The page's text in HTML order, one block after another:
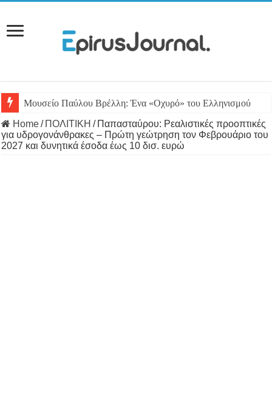
Μουσείο Παύλου Βρέλλη: Ένα «Οχυρό» του Ελληνισμού
Home/ ΠΟΛΙΤΙΚΗ / Παπασταύρου: Ρεαλιστικές προοπτικές
για υδρογονάνθρακες – Πρώτη γεώτρηση τον Φεβρουάριο του
2027 και δυνητικά έσοδα έως 10 δισ. ευρώ